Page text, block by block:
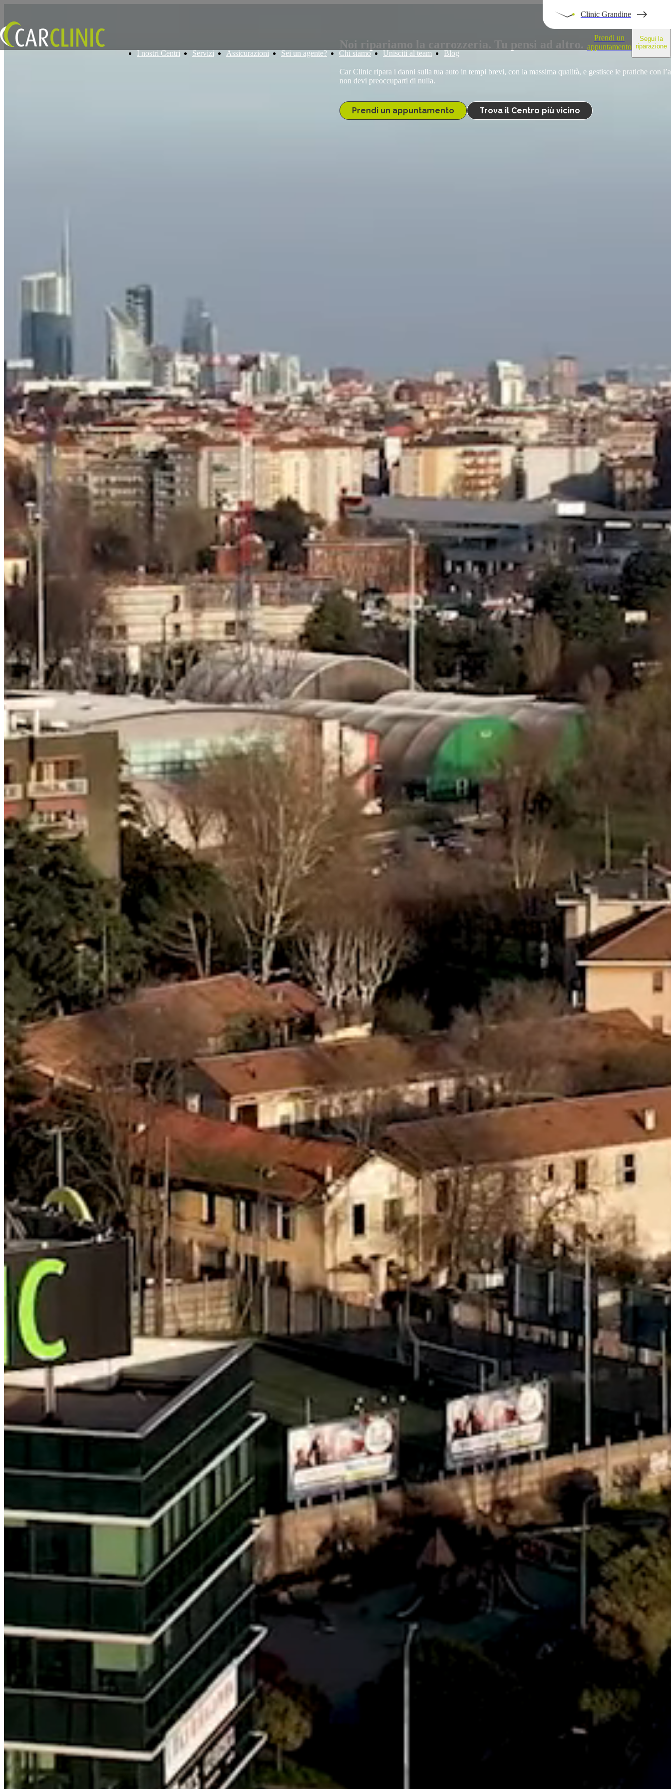
I nostri Centri Servizi Assicurazioni Sei un agente? Chi siamo Unisciti al team Blog
Prendi un
appuntamento
Segui la
riparazione
Clinic Grandine
Noi ripariamo la carrozzeria. Tu pensi ad altro.
Car Clinic ripara i danni sulla tua auto in tempi brevi, con la massima qualità, e gestisce le pratiche con
non devi preoccuparti di nulla.
Prendi un appuntamento Trova il Centro più vicino